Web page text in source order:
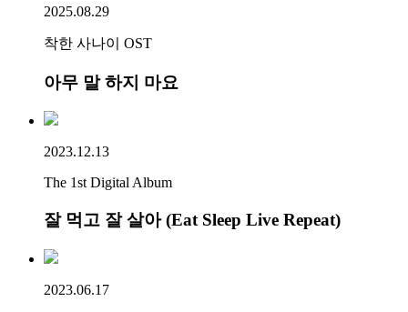
2025.08.29
착한 사나이 OST
아무 말 하지 마요
2023.12.13
The 1st Digital Album
잘 먹고 잘 살아 (Eat Sleep Live Repeat)
2023.06.17